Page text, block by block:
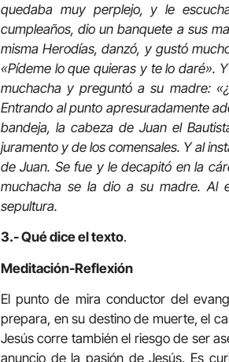
quedaba muy perplejo, y le
cumpleaños, dio un banquete a sus
misma Herodías, danzó, y gustó
«Pídeme lo que quieras y te lo daré».
muchacha y preguntó a su madre:
Entrando al punto apresuradamente
bandeja, la cabeza de Juan el
juramento y de los comensales. Y al
de Juan. Se fue y le decapitó en la
muchacha se la dio a su madre. Al
sepultura.
3.- Qué dice el texto.
Meditación-Reflexión
El punto de mira conductor del
prepara, en su destino de muerte, el
Jesús corre también el riesgo de ser
anuncio de la pasión de Jesús. Es